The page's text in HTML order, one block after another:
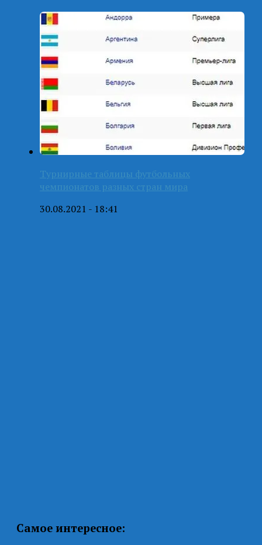
Турнирные таблицы футбольных
чемпионатов разных стран мира
30.08.2021 - 18:41
Самое интересное: